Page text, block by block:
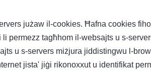
jużaw il-cookies. Ħafna cookies
li permezz tagħhom il-websajts u s-
u s-servers miżjura jiddistingwu l-
jista' jiġi rikonoxxut u identifikat